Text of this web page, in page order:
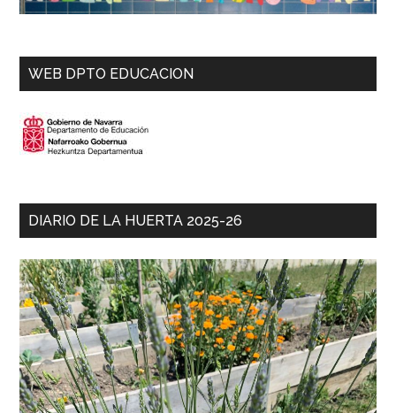
WEB DPTO EDUCACION
DIARIO DE LA HUERTA 2025-26